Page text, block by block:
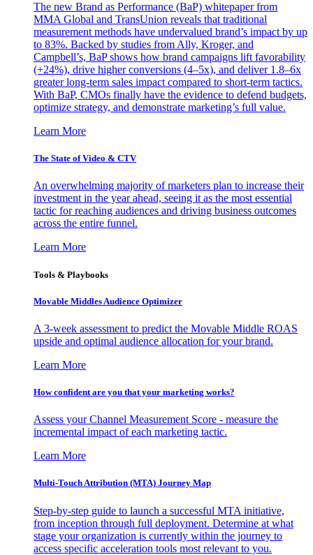
The new Brand as Performance (BaP) whitepaper from
MMA Global and TransUnion reveals that traditional
measurement methods have undervalued brand’s impact by up
to 83%. Backed by studies from Ally, Kroger, and
Campbell’s, BaP shows how brand campaigns lift favorability
(+24%), drive higher conversions (4–5x), and deliver 1.8–6x
greater long-term sales impact compared to short-term tactics.
With BaP, CMOs finally have the evidence to defend budgets,
optimize strategy, and demonstrate marketing’s full value.
Learn More
The State of Video & CTV
An overwhelming majority of marketers plan to increase their
investment in the year ahead, seeing it as the most essential
tactic for reaching audiences and driving business outcomes
across the entire funnel.
Learn More
Tools & Playbooks
Movable Middles Audience Optimizer
A 3-week assessment to predict the Movable Middle ROAS
upside and optimal audience allocation for your brand.
Learn More
How confident are you that your marketing works?
Assess your Channel Measurement Score - measure the
incremental impact of each marketing tactic.
Learn More
Multi-Touch Attribution (MTA) Journey Map
Step-by-step guide to launch a successful MTA initiative,
from inception through full deployment. Determine at what
stage your organization is currently within the journey to
access specific acceleration tools most relevant to you.